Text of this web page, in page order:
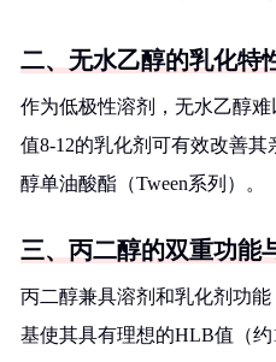
二、无水乙醇的乳化特
作为低极性溶剂，无水乙醇
值8-12的乳化剂可有效改善
醇单油酸酯（Tween系列）。
三、丙二醇的双重功能
丙二醇兼具溶剂和乳化剂功
基使其具有理想的HLB值（